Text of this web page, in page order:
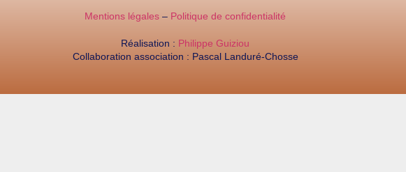
Mentions légales – Politique de confidentialité
Réalisation : Philippe Guiziou
Collaboration association : Pascal Landuré-Chosse